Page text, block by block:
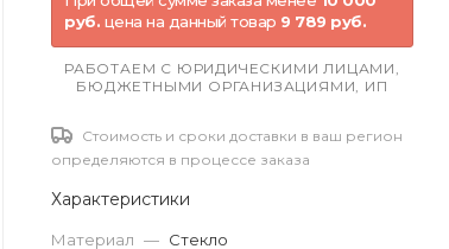
руб. цена на данный товар 9 789 руб.
РАБОТАЕМ С ЮРИДИЧЕСКИМИ ЛИЦАМИ,
БЮДЖЕТНЫМИ ОРГАНИЗАЦИЯМИ, ИП
Стоимость и сроки доставки в ваш регион
определяются в процессе заказа
Характеристики
Материал — Стекло